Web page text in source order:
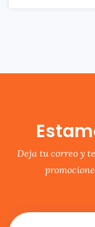
Deja tu correo y